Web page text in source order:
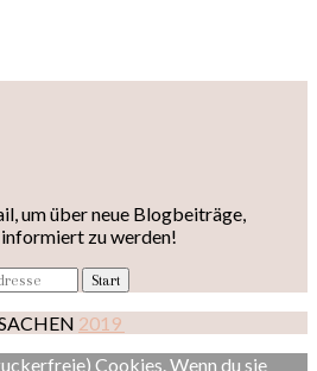
um über neue Blogbeiträge,
zu werden!
2019
Cookies. Wenn du sie